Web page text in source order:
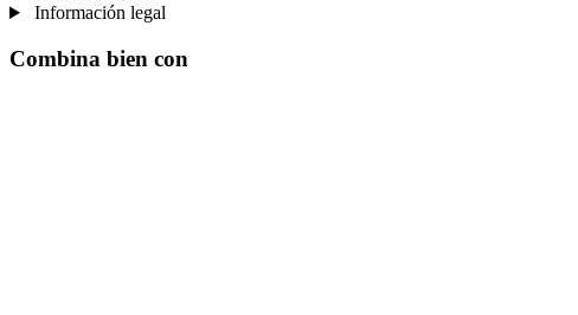
Información legal
Combina bien con